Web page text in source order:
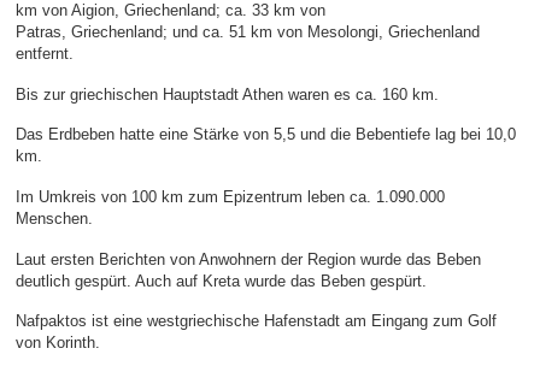
km von Aigion, Griechenland; ca. 33 km von
Patras, Griechenland; und ca. 51 km von Mesolongi, Griechenland
entfernt.
Bis zur griechischen Hauptstadt Athen waren es ca. 160 km.
Das Erdbeben hatte eine Stärke von 5,5 und die Bebentiefe lag bei 10,0
km.
Im Umkreis von 100 km zum Epizentrum leben ca. 1.090.000
Menschen.
Laut ersten Berichten von Anwohnern der Region wurde das Beben
deutlich gespürt. Auch auf Kreta wurde das Beben gespürt.
Nafpaktos ist eine westgriechische Hafenstadt am Eingang zum Golf
von Korinth.